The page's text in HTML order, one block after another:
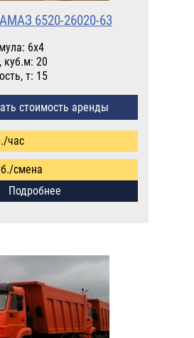
6520-26020-63
6х4
куб.м: 20
т: 15
стоимость аренды
час
смена
Подробнее